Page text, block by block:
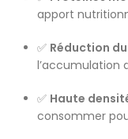
apport
✅ Réduction
l’accumulation
✅ Haute
consommer